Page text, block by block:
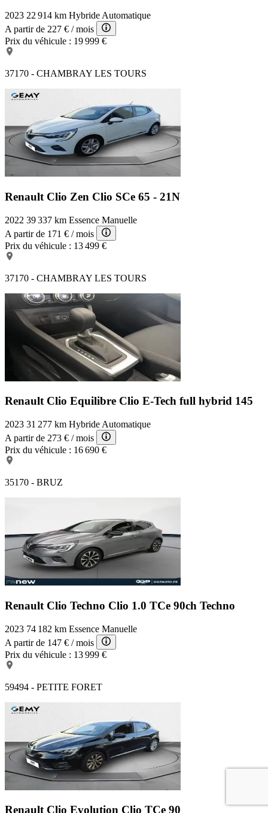
2023 22 914 km Hybride Automatique
A partir de 227 € / mois
Prix du véhicule : 19 999 €
37170 - CHAMBRAY LES TOURS
Renault Clio Zen Clio SCe 65 - 21N
2022 39 337 km Essence Manuelle
A partir de 171 € / mois
Prix du véhicule : 13 499 €
37170 - CHAMBRAY LES TOURS
Renault Clio Equilibre Clio E-Tech full hybrid 145
2023 31 277 km Hybride Automatique
A partir de 273 € / mois
Prix du véhicule : 16 690 €
35170 - BRUZ
Renault Clio Techno Clio 1.0 TCe 90ch Techno
2023 74 182 km Essence Manuelle
A partir de 147 € / mois
Prix du véhicule : 13 999 €
59494 - PETITE FORET
Renault Clio Evolution Clio TCe 90